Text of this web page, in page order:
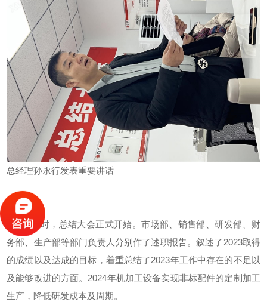
总经理孙永行发表重要讲话
上午9时，总结大会正式开始。市场部、销售部、研发部、财
务部、生产部等部门负责人分别作了述职报告。叙述了2023取得
的成绩以及达成的目标，着重总结了2023年工作中存在的不足以
及能够改进的方面。2024年机加工设备实现非标配件的定制加工
生产，降低研发成本及周期。